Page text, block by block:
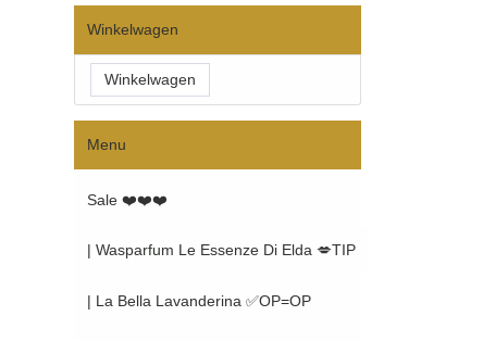
Winkelwagen
Menu
Sale ❤️❤️❤️
| Wasparfum Le Essenze Di Elda 💋TIP
| La Bella Lavanderina ✅OP=OP